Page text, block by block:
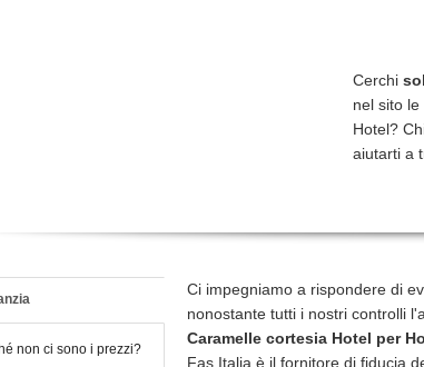
Cerchi
nel sito
Hotel?
aiutarti a
non ci sono i prezzi?
Ci impegniamo a rispondere di
nonostante tutti i nostri controlli
Caramelle cortesia Hotel per
Fas Italia è il fornitore di fiducia